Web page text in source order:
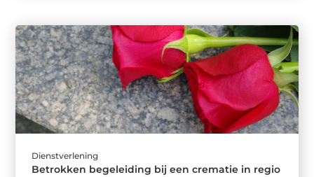
Dienstverlening
Betrokken begeleiding bij een crematie in regio